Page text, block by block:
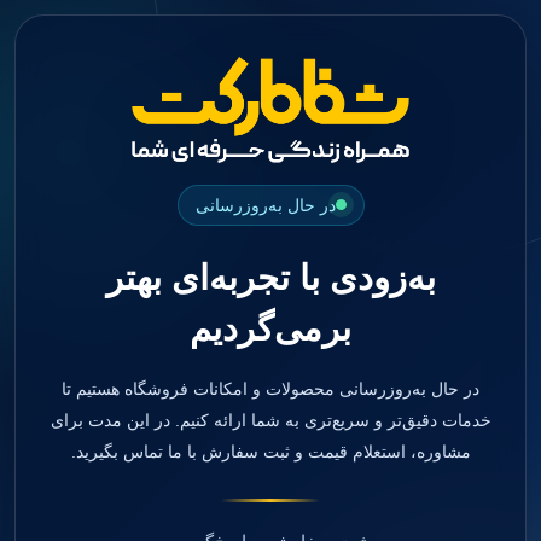
در حال به‌روزرسانی
به‌زودی با تجربه‌ای بهتر
برمی‌گردیم
در حال به‌روزرسانی محصولات و امکانات فروشگاه هستیم تا
خدمات دقیق‌تر و سریع‌تری به شما ارائه کنیم. در این مدت برای
مشاوره، استعلام قیمت و ثبت سفارش با ما تماس بگیرید.
جستجو
Impression Coping
صفحه اصلی
دندانپزشکی
مواد ترمیمی
کامپوزیت
کامپوزیت فلو
اسید اچ
باندینگ
بلیچینگ